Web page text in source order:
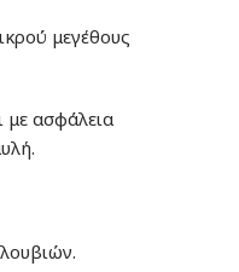
μεγέθους
με ασφάλεια